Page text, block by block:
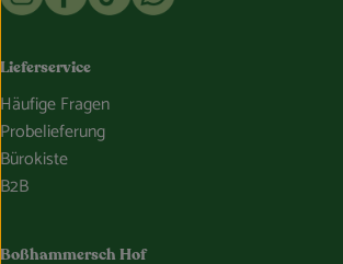
Lieferservice
Häufige Fragen
Probelieferung
Bürokiste
B2B
Boßhammersch Hof